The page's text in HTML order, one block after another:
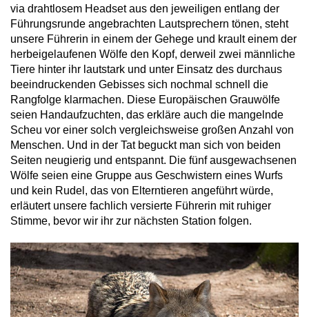
via drahtlosem Headset aus den jeweiligen entlang der
Führungsrunde angebrachten Lautsprechern tönen, steht
unsere Führerin in einem der Gehege und krault einem der
herbeigelaufenen Wölfe den Kopf, derweil zwei männliche
Tiere hinter ihr lautstark und unter Einsatz des durchaus
beeindruckenden Gebisses sich nochmal schnell die
Rangfolge klarmachen. Diese Europäischen Grauwölfe
seien Handaufzuchten, das erkläre auch die mangelnde
Scheu vor einer solch vergleichsweise großen Anzahl von
Menschen. Und in der Tat beguckt man sich von beiden
Seiten neugierig und entspannt. Die fünf ausgewachsenen
Wölfe seien eine Gruppe aus Geschwistern eines Wurfs
und kein Rudel, das von Elterntieren angeführt würde,
erläutert unsere fachlich versierte Führerin mit ruhiger
Stimme, bevor wir ihr zur nächsten Station folgen.